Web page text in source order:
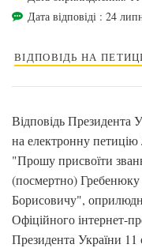
Дата відповіді : 24
ВІДПОВІДЬ НА
Відповідь Президента
на електронну
"Прошу присвоїти
(посмертно)
Борисовичу",
Офіційного інтернет-
Президента України 11